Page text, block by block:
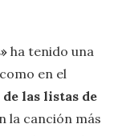
ha tenido una
como en el
de las listas de
la canción más